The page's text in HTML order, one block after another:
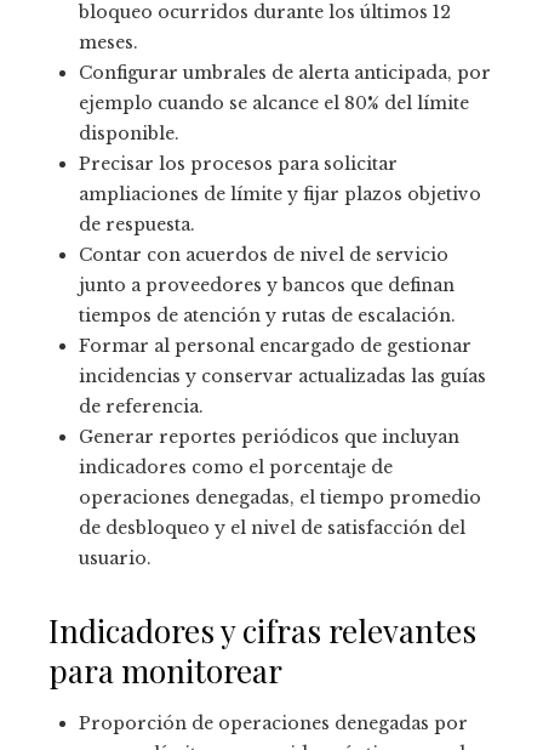
bloqueo ocurridos durante los últimos 12
meses.
Configurar umbrales de alerta anticipada, por
ejemplo cuando se alcance el 80% del límite
disponible.
Precisar los procesos para solicitar
ampliaciones de límite y fijar plazos objetivo
de respuesta.
Contar con acuerdos de nivel de servicio
junto a proveedores y bancos que definan
tiempos de atención y rutas de escalación.
Formar al personal encargado de gestionar
incidencias y conservar actualizadas las guías
de referencia.
Generar reportes periódicos que incluyan
indicadores como el porcentaje de
operaciones denegadas, el tiempo promedio
de desbloqueo y el nivel de satisfacción del
usuario.
Indicadores y cifras relevantes
para monitorear
Proporción de operaciones denegadas por